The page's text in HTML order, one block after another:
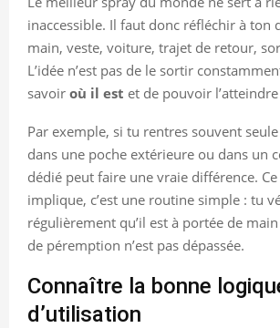
inaccessible. Il faut donc réfléchir à ton
main, veste, voiture, trajet de retour,
L’idée n’est pas de le sortir
savoir où il est et de pouvoir
Par exemple, si tu rentres souvent
dans une poche extérieure ou dans un
dédié peut faire une vraie différence. Ce
implique, c’est une routine simple : tu
régulièrement qu’il est à portée de
de péremption n’est pas dépassée.
Connaître la bonne
d’utilisation